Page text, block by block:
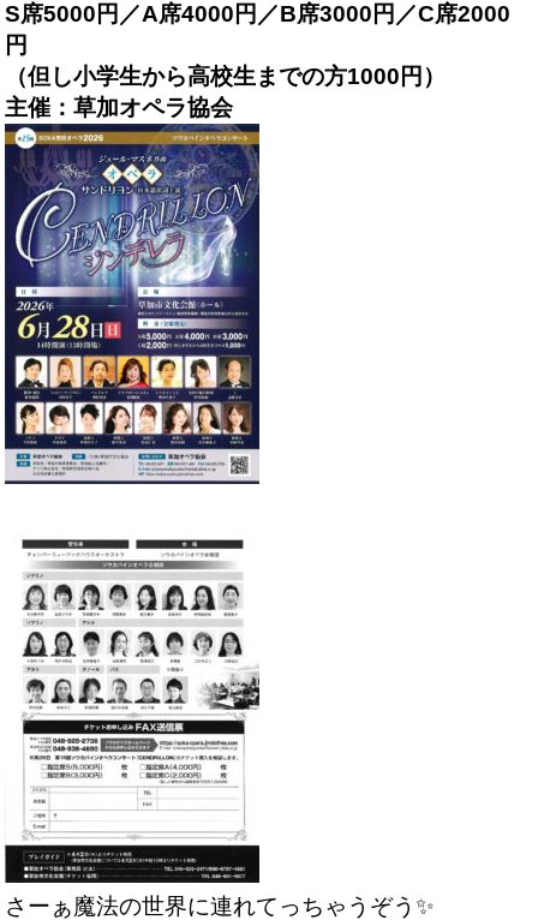
S席5000円／A席4000円／B席3000円／C席2000
円
（但し小学生から高校生までの方1000円）
主催：草加オペラ協会
さーぁ魔法の世界に連れてっちゃうぞう✨